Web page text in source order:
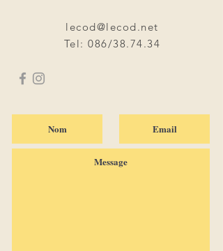
lecod@lecod.net
Tel: 086/38.74.34